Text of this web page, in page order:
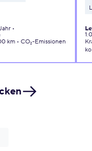
km
CO₂-Emissionen